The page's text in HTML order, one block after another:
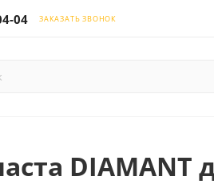
04 ЗАКАЗАТЬ ЗВОНОК
DIAMANT